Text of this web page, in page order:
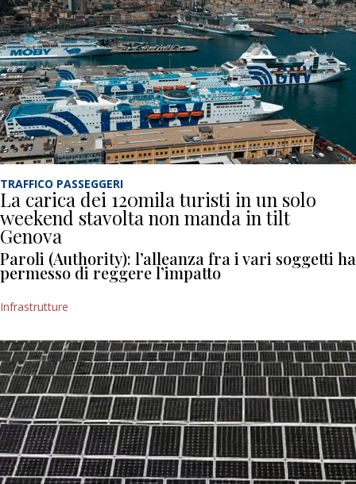
TRAFFICO PASSEGGERI
La carica dei 120mila turisti in un solo
weekend stavolta non manda in tilt
Genova
Paroli (Authority): l’alleanza fra i vari soggetti ha
permesso di reggere l’impatto
Infrastrutture